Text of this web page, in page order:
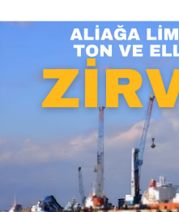
TEKNOLOJİ
YAŞAM
YEREL YÖNETİMLER